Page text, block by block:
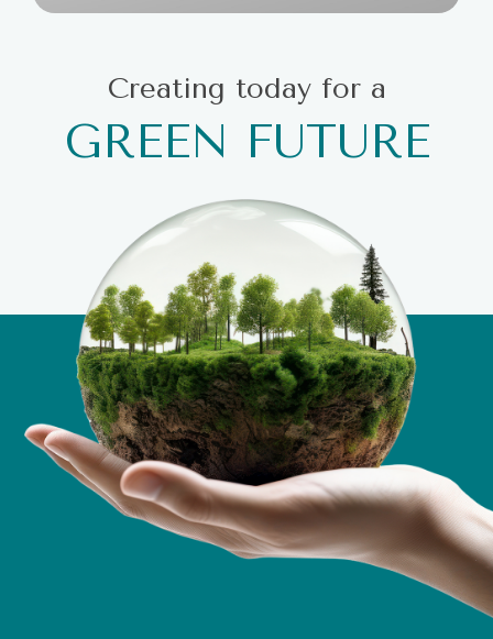
Creating today for a
GREEN FUTURE